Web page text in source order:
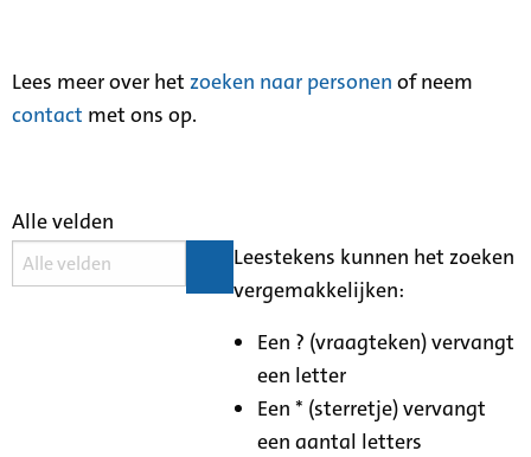
Lees meer over het zoeken naar personen of neem
contact met ons op.
Alle velden
Leestekens kunnen het zoeken
vergemakkelijken:
Een ? (vraagteken) vervangt
een letter
Een * (sterretje) vervangt
een aantal letters